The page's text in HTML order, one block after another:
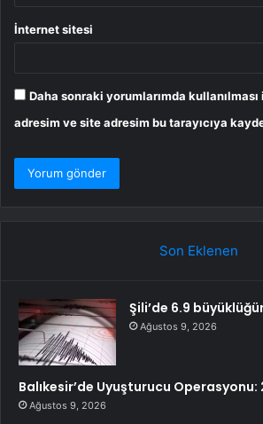
İnternet sitesi
Daha sonraki yorumlarımda
adresim ve site adresim bu tarayıcıya
Son Eklenen
Şili’de 6.9
Ağustos 9, 2026
Balıkesir’de Uyuşturucu Operasyonu:
Ağustos 9, 2026